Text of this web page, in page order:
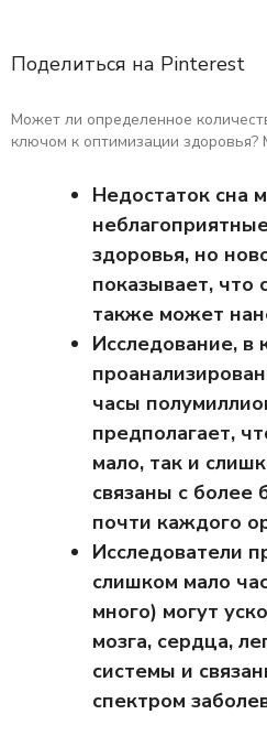
Поделиться на Pinterest
Может ли определенное
ключом к оптимизации
Недостаток сна
здоровья, но
показывает, что
также может
Исследование, в
часы
предполагает,
мало, так и
связаны с более
почти каждого
Исследователи
слишком мало
много) могут
мозга, сердца,
системы и
спектром